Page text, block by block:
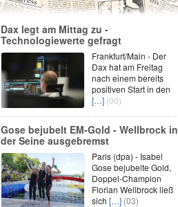
Dax legt am Mittag zu -
Technologiewerte gefragt
Frankfurt/Main - Der
Dax hat am Freitag
nach einem bereits
positiven Start in den
[…] (00)
Gose bejubelt EM-Gold - Wellbrock in
der Seine ausgebremst
Paris (dpa) - Isabel
Gose bejubelte Gold,
Doppel-Champion
Florian Wellbrock ließ
sich […] (03)